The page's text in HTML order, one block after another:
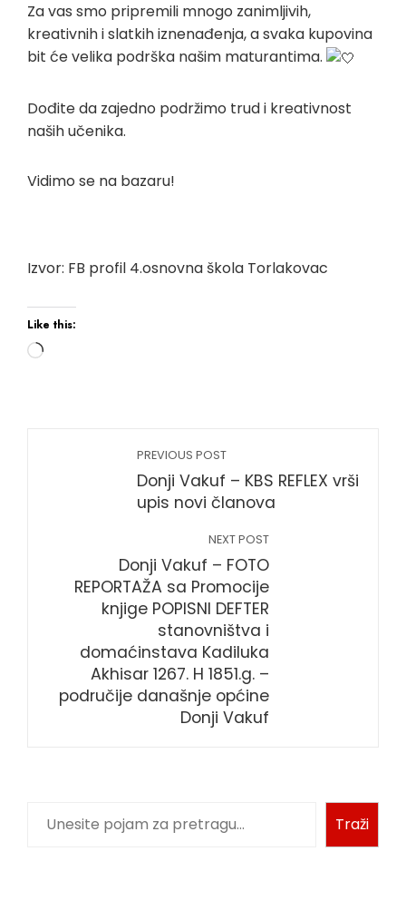
Za vas smo pripremili mnogo zanimljivih,
kreativnih i slatkih iznenađenja, a svaka kupovina
bit će velika podrška našim maturantima.
Dođite da zajedno podržimo trud i kreativnost
naših učenika.
Vidimo se na bazaru!
Izvor: FB profil 4.osnovna škola Torlakovac
Like this:
PREVIOUS POST
Donji Vakuf – KBS REFLEX vrši
upis novi članova
NEXT POST
Donji Vakuf – FOTO
REPORTAŽA sa Promocije
knjige POPISNI DEFTER
stanovništva i
domaćinstava Kadiluka
Akhisar 1267. H 1851.g. –
područije današnje općine
Donji Vakuf
Traži